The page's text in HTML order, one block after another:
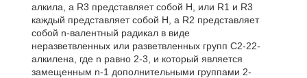
алкила, a R3 представляет собой Н, или R1 и R3
каждый представляет собой Н, a R2 представляет
собой n-валентный радикал в виде
неразветвленных или разветвленных групп С2-22-
алкилена, где n равно 2-3, и который является
замещенным n-1 дополнительными группами 2-